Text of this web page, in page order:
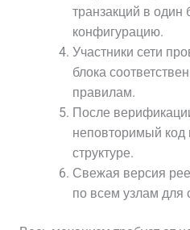
транзакций в один
конфигурацию.
Участники сети
блока
правилам.
После
неповторимый код
структуре.
Свежая версия
по всем узлам для